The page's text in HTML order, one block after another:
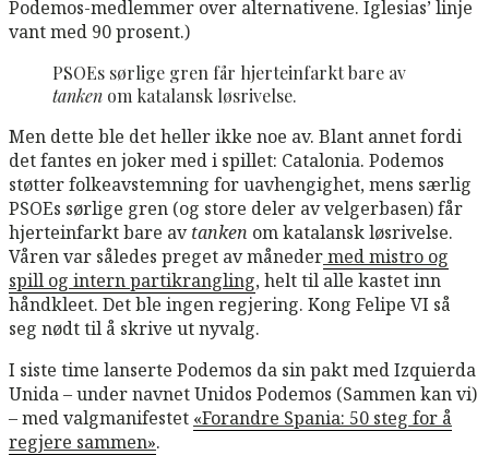
Podemos-medlemmer over alternativene. Iglesias’ linje
vant med 90 prosent.)
PSOEs sørlige gren får hjerteinfarkt bare av
tanken om katalansk løsrivelse.
Men dette ble det heller ikke noe av. Blant annet fordi
det fantes enjoker med i spillet: Catalonia. Podemos
støtter folkeavstemning for uavhengighet, mens særlig
PSOEs sørlige gren (og store deler av velgerbasen) får
hjerteinfarkt bare avtanken om katalansk løsrivelse.
Våren var således preget av månedermed mistro og
spill og intern partikrangling, helt til alle kastet inn
håndkleet. Det ble ingen regjering. Kong Felipe VI så
seg nødt til å skrive ut nyvalg.
I siste time lanserte Podemos da sin pakt med Izquierda
Unida – under navnet Unidos Podemos (Sammen kan vi)
– med valgmanifestet «Forandre Spania: 50 steg for å
regjere sammen».